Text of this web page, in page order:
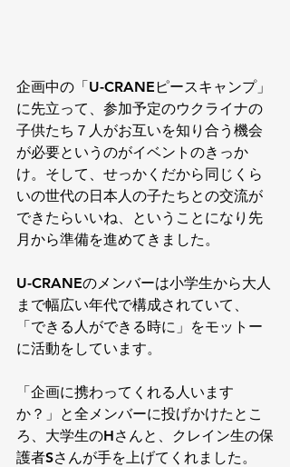
企画中の「U-CRANEピースキャンプ」
に先立って、参加予定のウクライナの
子供たち７人がお互いを知り合う機会
が必要というのがイベントのきっか
け。そして、せっかくだから同じくら
いの世代の日本人の子たちとの交流が
できたらいいね、ということになり先
月から準備を進めてきました。
U-CRANEのメンバーは小学生から大人
まで幅広い年代で構成されていて、
「できる人ができる時に」をモットー
に活動をしています。
「企画に携わってくれる人います
か？」と全メンバーに投げかけたとこ
ろ、大学生のHさんと、クレイン生の保
護者Sさんが手を上げてくれました。